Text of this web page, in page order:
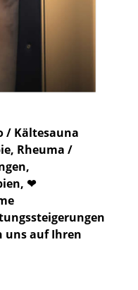
/ Kältesauna
Rheuma /
❤
uns auf Ihren